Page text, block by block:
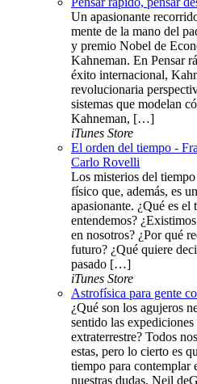
Un apasionante
mente de la mano del
y premio Nobel de
Kahneman. En Pensar
éxito internacional,
revolucionaria
sistemas que modelan
Kahneman, […]
iTunes Store
El orden del tiempo -
Carlo Rovelli
Los misterios del
físico que, además, es
apasionante. ¿Qué es
entendemos?
en nosotros? ¿Por qué
futuro? ¿Qué quiere
pasado […]
iTunes Store
Astrofísica para gente
¿Qué son los agujeros
sentido las
extraterrestre? Todos
estas, pero lo cierto es
tiempo para contemplar
nuestras dudas. Neil